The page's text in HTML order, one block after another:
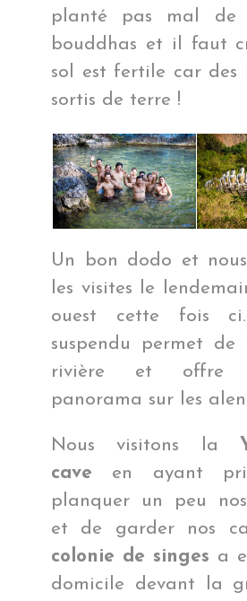
planté pas mal de
bouddhas et il faut
sol est fertile car des
sortis de terre !
Un bon dodo et
les visites le
ouest cette fois
suspendu permet de
rivière et offre
panorama sur les
Nous visitons la
cave en ayant
planquer un peu nos
et de garder nos
colonie de singes a
domicile devant la